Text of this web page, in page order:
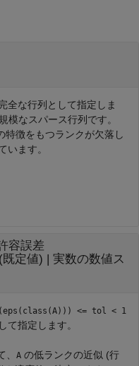
全な行列として指定しま
模なスパース行列です。
特徴をもつランクが欠落し
います。
容誤差
(既定値) | 実数の数値ス
<= tol < 1
て指定します。
A の低ランクの近似 (行